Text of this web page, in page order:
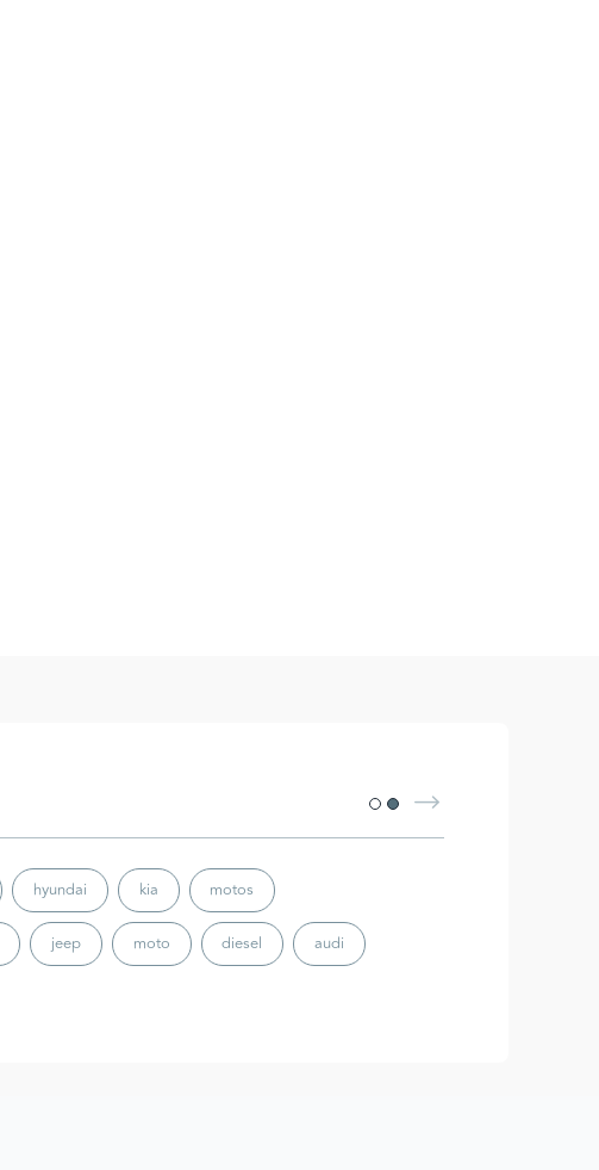
hyundai kia motos
jeep moto diesel audi